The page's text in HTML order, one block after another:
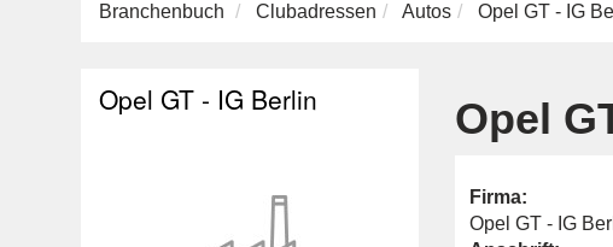
Branchenbuch Clubadressen Autos Opel GT - IG
Opel
Firma:
Opel GT - IG
Opel GT - IG Berlin